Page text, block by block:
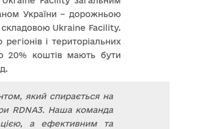
України – дорожньою
складовою Ukraine Facility.
і територіальних
20% коштів мають бути
який спирається на
RDNA3. Наша команда
а ефективним та